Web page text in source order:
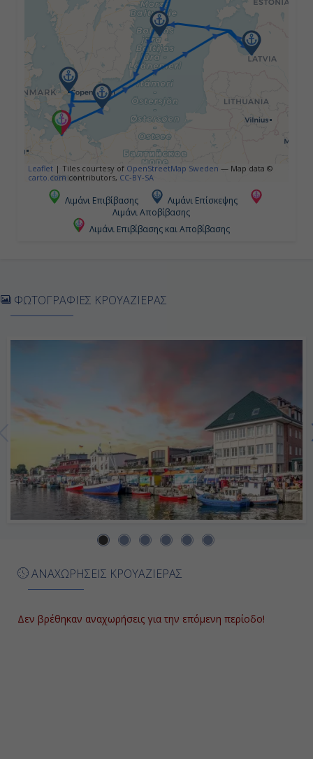
09:00
18:00
Ημέρα 5η
Στοκχόλμη, Σουηδία
19:00
Ημέρα 6η
Κοπεγχάγη, Δανία
09:00
18:00
Ημέρα 8η
Βαρνεμούντε (Βερολίνο), Γερμανία
Leaflet | Tiles courtesy of OpenStreetMap Sweden — Map data ©
carto.com contributors, CC-BY-SA
Λιμάνι Επιβίβασης
Λιμάνι Επίσκεψης
Λιμάνι Αποβίβασης
Λιμάνι Επιβίβασης και Αποβίβασης
ΑΝΑΧΩΡΗΣΕΙΣ ΚΡΟΥΑΖΙΕΡΑΣ
Δεν βρέθηκαν αναχωρήσεις για την επόμενη περίοδο!
ΦΩΤΟΓΡΑΦΙΕΣ ΚΡΟΥΑΖΙΕΡΑΣ